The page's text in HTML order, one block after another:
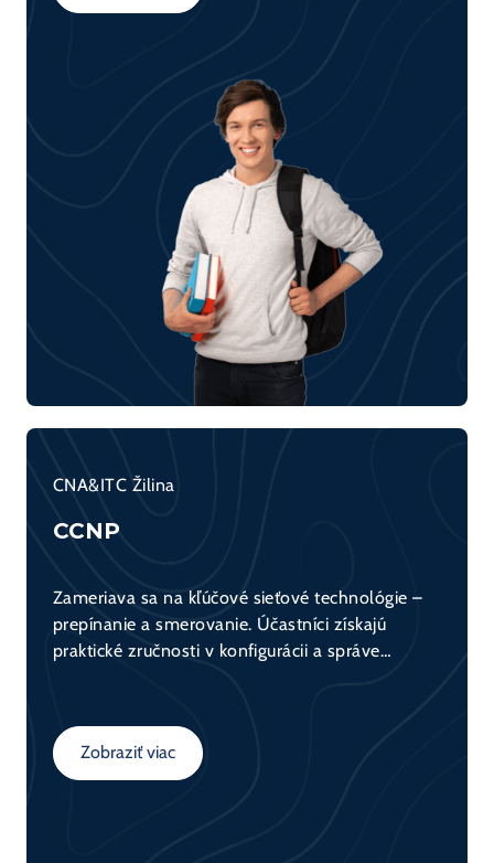
CNA&ITC Žilina
CCNP
Zameriava sa na kľúčové sieťové technológie –
prepínanie a smerovanie. Účastníci získajú
praktické zručnosti v konfigurácii a správe
sieťach. Kurz tvorí základ pre všetkých, ktorí sa
chcú venovať sieťovým technológiám.
Zobraziť viac